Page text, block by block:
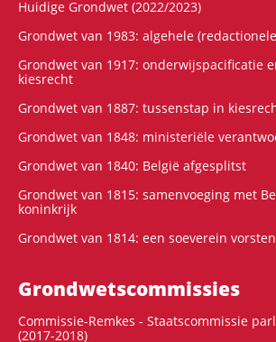
Huidige Grondwet (2022/2023)
Grondwet van 1983: algehele
Grondwet van 1917: onderwijspacificatie
kiesrecht
Grondwet van 1887: tussenstap in
Grondwet van 1848: ministeriële
Grondwet van 1840: België afgesplitst
Grondwet van 1815: samenvoeging met
koninkrijk
Grondwet van 1814: een soeverein
Grondwets­commissies
Commissie-Remkes - Staatscommissie
(2017-2018)